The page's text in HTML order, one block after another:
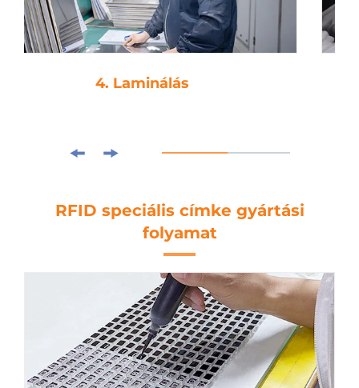
5. Lyukasztás
RFID speciális címke gyártási
folyamat